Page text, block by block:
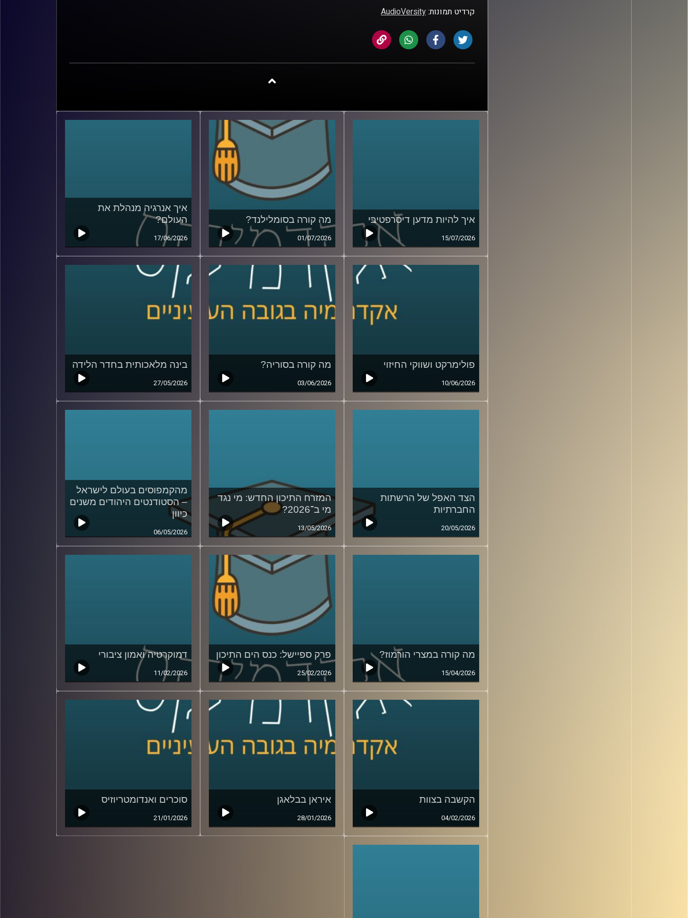
קרדיט תמונות:AudioVersity
איך להיות מדען דיסרפטיבי
15/07/2026
מה קורה בסומלילנד?
01/07/2026
איך אנרגיה מנהלת את
העולם?
17/06/2026
פולימרקט ושווקי החיזוי
10/06/2026
מה קורה בסוריה?
03/06/2026
בינה מלאכותית בחדר הלידה
27/05/2026
הצד האפל של הרשתות
החברתיות
20/05/2026
המזרח התיכון החדש: מי נגד
מי ב־2026?
13/05/2026
מהקמפוסים בעולם לישראל
– הסטודנטים היהודים משנים
כיוון
06/05/2026
מה קורה במצרי הורמוז?
15/04/2026
פרק ספיישל: כנס הים התיכון
25/02/2026
דמוקרטיה ואמון ציבורי
11/02/2026
הקשבה בצוות
04/02/2026
איראן בבלאגן
28/01/2026
סוכרים ואנדומטריוזיס
21/01/2026